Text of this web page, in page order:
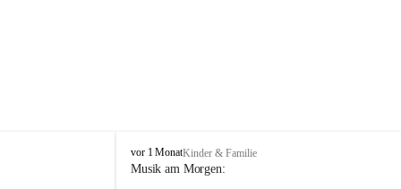
V
o
vor 1 MonatKinder & Familie
Musik am Morgen: